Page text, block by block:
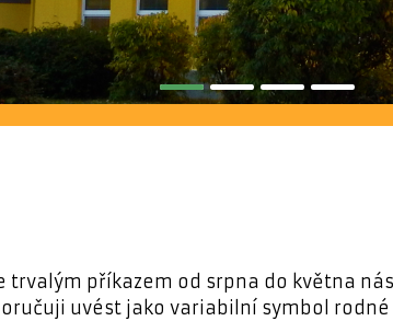
příkazem od srpna do května
uvést jako variabilní symbol